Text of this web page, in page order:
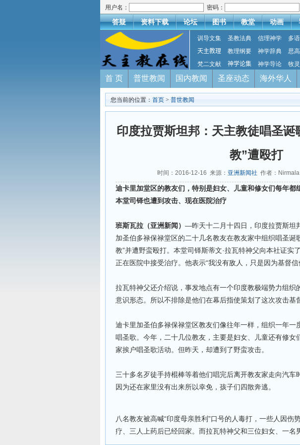
用户名： 密码：
答疑 资料下载 论坛 图书 教堂 动画
训导文集 圣教法典 信理神学 多
天主教理
教理纲要 神学辞典 思
梵二文献
神学论集 神学导论 牧
首 页 普世教闻 国内教闻 圣座动态 海外华人
您当前的位置： 首页 > 普世教闻
印度拉贾斯坦邦：天主教徒唱圣诞
教”遭殴打
时间：2016-12-16 来源： 亚洲新闻社 作者：
迪卡里加堂区的教友们，特别是妇女、儿童和修女们每年都
本堂司铎也遭到攻击、现在医院治疗
班斯瓦拉（亚洲新闻） —昨天十二月十四日，印度拉贾斯坦
加圣伯多禄保禄堂区的二十几名教友在教友家中组织唱圣诞
教”并遭野蛮殴打。本堂司铎斯蒂文·拉瓦特神父向本社证实
正在医院中接受治疗。他表示“我没有敌人，只是因为基督信
拉瓦特神父还介绍说，事发地点有一个印度教极端势力组织
意识形态。所以不排除是他们在幕后指使策划了这次攻击基
迪卡里加圣伯多禄保禄堂区教友们像往年一样，组织一年一
唱圣歌。今年，二十几位教友，主要是妇女、儿童还有修女
家挨户唱圣歌活动。但昨天，却遭到了野蛮攻击。
三十多名歹徒手持棍棒等着他们唱完后离开教友家走向汽车
因为还在家里没有出来所以幸免，孩子们四散奔逃。
八名教友被高喊“印度母亲胜利”口号的人毒打，一些人因伤
疗、三人上药后已经回家。而拉瓦特神父和三位妇女、一名